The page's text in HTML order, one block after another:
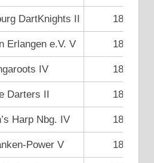
DartKnights II 18
Erlangen e.V. V 18
IV 18
Darters II 18
Harp Nbg. IV 18
Power V 18